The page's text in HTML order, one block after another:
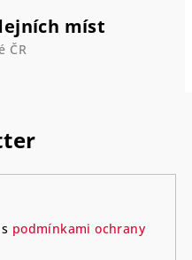
míst
ČR
podmínkami ochrany